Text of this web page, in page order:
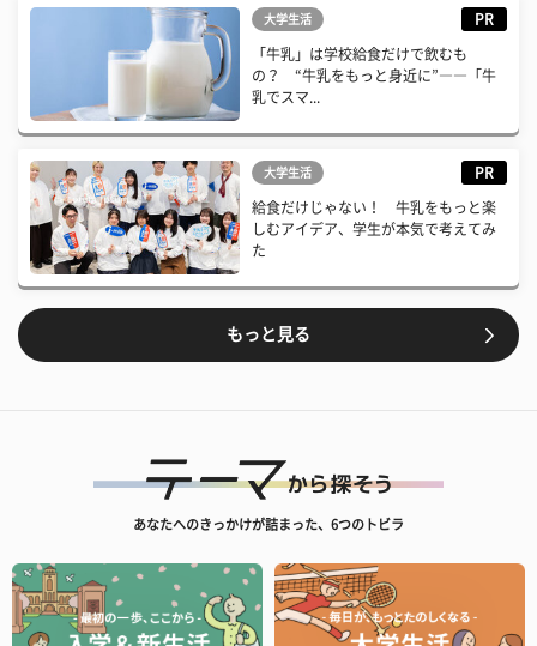
大学生活 PR
「牛乳」は学校給食だけで飲むも
の？ “牛乳をもっと身近に”――「牛
乳でスマ...
大学生活 PR
給食だけじゃない！ 牛乳をもっと楽
しむアイデア、学生が本気で考えてみ
た
もっと見る
あなたへのきっかけが詰まった、6つのトビラ